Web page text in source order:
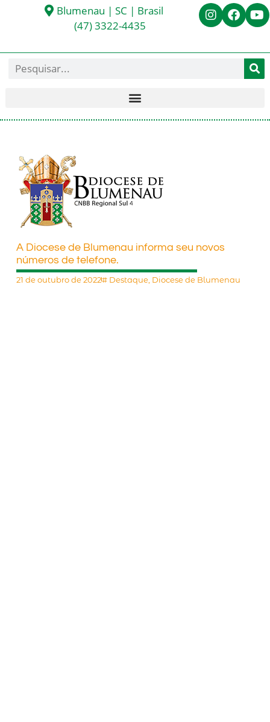
Blumenau | SC | Brasil
(47) 3322-4435
A Diocese de Blumenau informa seu novos
números de telefone.
21 de outubro de 2022# Destaque, Diocese de Blumenau